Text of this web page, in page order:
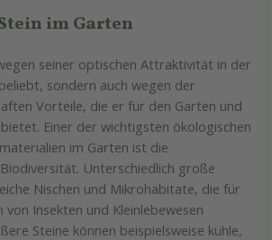
im Garten
seiner optischen Attraktivität in der
sondern auch wegen der
Vorteile, die er für den Garten und
Einer der wichtigsten ökologischen
im Garten ist die
Unterschiedlich große
Nischen und Mikrohabitate, die für
von Insekten und Kleinlebewesen
Steine können beispielsweise kühle,